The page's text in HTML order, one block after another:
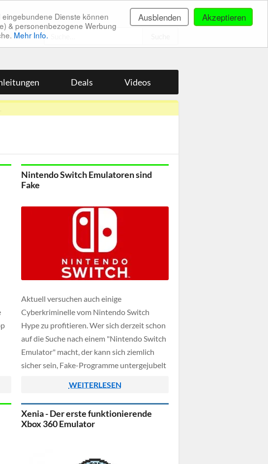
Akzeptieren
Ausblenden
Dienste können
& personenbezogene Werbung
Mehr Info.
Deals Videos
Nintendo Switch Emulatoren sind
Fake
Aktuell versuchen auch einige
Cyberkriminelle vom Nintendo Switch
Hype zu profitieren. Wer sich derzeit schon
auf die Suche nach einem "Nintendo Switch
Emulator" macht, der kann sich ziemlich
sicher sein, Fake-Programme untergejubelt
eigentlichen Fake-Emulator-Download
auch noch zusätzlich dubiose Werbeseiten
vorgeschaltet, um Smartphone-Abo's zu
WEITERLESEN
Xenia - Der erste funktionierende
Xbox 360 Emulator